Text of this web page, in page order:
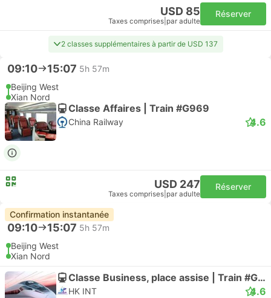
USD 85
Taxes comprises par adulte
Réserver
2 classes supplémentaires à partir de USD 137
09:10 15:07 5h 57m
Beijing West
Xian Nord
Classe Affaires | Train #G969
China Railway 4.6
USD 247
Taxes comprises par adulte
Réserver
Confirmation instantanée
09:10 15:07 5h 57m
Beijing West
Xian Nord
Classe Business, place assise | Train #G969
HK INT 4.6